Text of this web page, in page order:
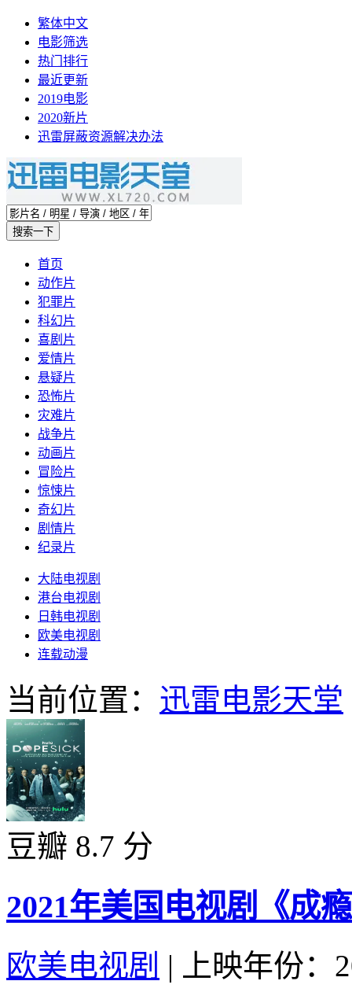
繁体中文
电影筛选
热门排行
最近更新
2019电影
2020新片
迅雷屏蔽资源解决办法
首页
动作片
犯罪片
科幻片
喜剧片
爱情片
悬疑片
恐怖片
灾难片
战争片
动画片
冒险片
惊悚片
奇幻片
剧情片
纪录片
大陆电视剧
港台电视剧
日韩电视剧
欧美电视剧
连载动漫
当前位置： 迅雷电影天堂
豆瓣 8.7 分
2021年美国电视剧《成
欧美电视剧 |
上映年份：